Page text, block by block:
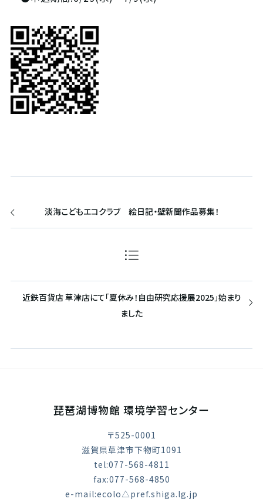
淡海こどもエコクラブ 絵日記・壁新聞作品募集！
近鉄百貨店 草津店にて「夏休み！自由研究応援展2025」始まり
ました
琵琶湖博物館 環境学習センター
〒525-0001
滋賀県草津市下物町1091
tel:077-568-4811
fax:077-568-4850
e-mail:ecolo△pref.shiga.lg.jp